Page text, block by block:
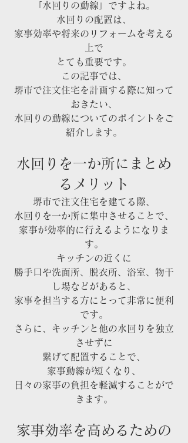
「水回りの動線」ですよね。
水回りの配置は、
家事効率や将来のリフォームを考える
上で
とても重要です。
この記事では、
堺市で注文住宅を計画する際に知って
おきたい、
水回りの動線についてのポイントをご
紹介します。
水回りを一か所にまとめ
るメリット
堺市で注文住宅を建てる際、
水回りを一か所に集中させることで、
家事が効率的に行えるようになりま
す。
キッチンの近くに
勝手口や洗面所、脱衣所、浴室、物干
し場などがあると、
家事を担当する方にとって非常に便利
です。
さらに、キッチンと他の水回りを独立
させずに
繋げて配置することで、
家事動線が短くなり、
日々の家事の負担を軽減することがで
きます。
家事効率を高めるための